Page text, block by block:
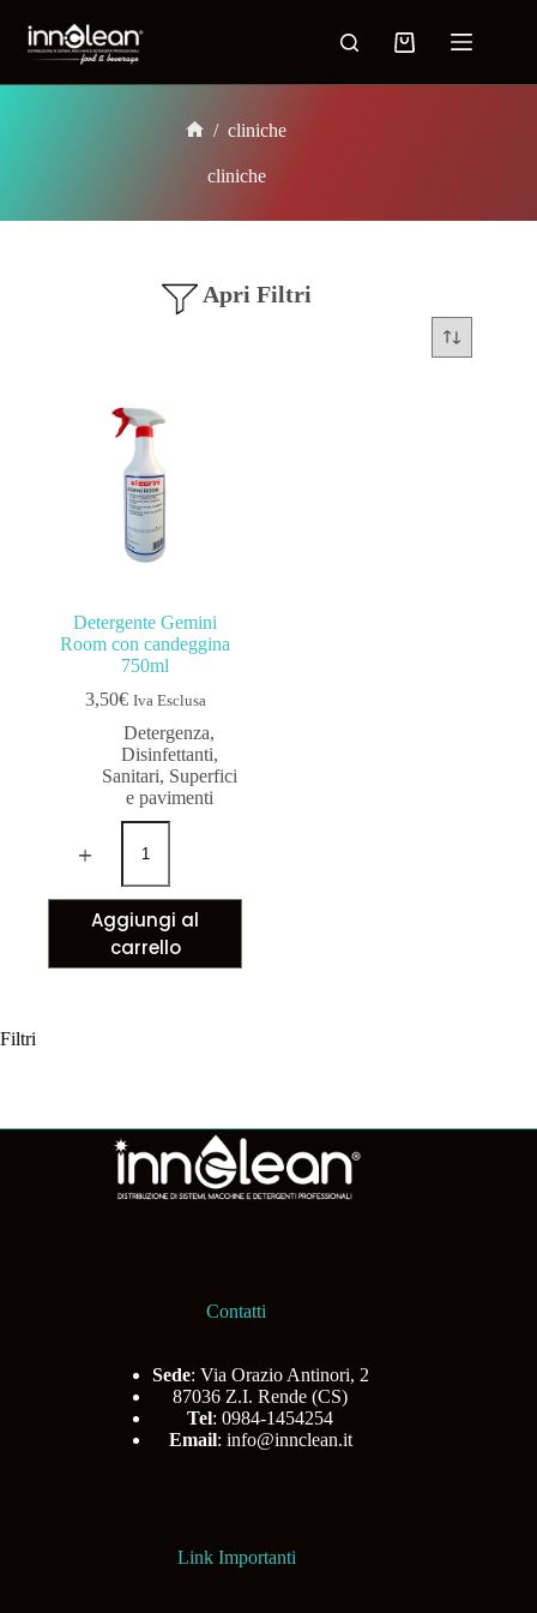
/ cliniche
cliniche
Apri Filtri
Detergente Gemini
Room con candeggina
750ml
3,50€ Iva Esclusa
Detergenza,
Disinfettanti,
Sanitari, Superfici
e pavimenti
Aggiungi al
carrello
Filtri
Contatti
Sede: Via Orazio Antinori, 2
87036 Z.I. Rende (CS)
Tel: 0984-1454254
Email: info@innclean.it
Link Importanti